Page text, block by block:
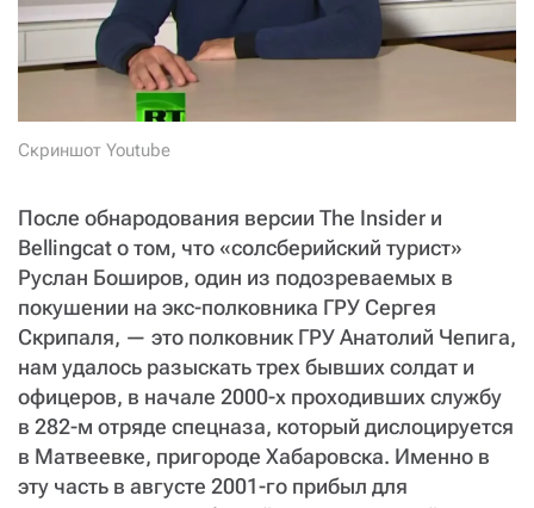
Скриншот Youtube
После обнародования версии The Insider и
Bellingcat о том, что «солсберийский турист»
Руслан Боширов, один из подозреваемых в
покушении на экс-полковника ГРУ Сергея
Скрипаля, — это полковник ГРУ Анатолий Чепига,
нам удалось разыскать трех бывших солдат и
офицеров, в начале 2000-х проходивших службу
в 282-м отряде спецназа, который дислоцируется
в Матвеевке, пригороде Хабаровска. Именно в
эту часть в августе 2001-го прибыл для